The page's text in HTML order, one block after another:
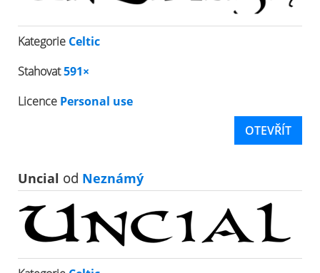
Kategorie Celtic
Stahovat591×
Licence Personal use
OTEVŘÍT
Uncial od Neznámý